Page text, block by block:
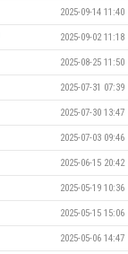
2025-09-14 11:40
2025-09-02 11:18
2025-08-25 11:50
2025-07-31 07:39
2025-07-30 13:47
2025-07-03 09:46
2025-06-15 20:42
2025-05-19 10:36
2025-05-15 15:06
2025-05-06 14:47